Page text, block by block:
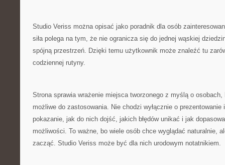
Studio Veriss można opisać jako poradnik dla osób
siła polega na tym, że nie ogranicza się do jednej wąskiej
spójną przestrzeń. Dzięki temu użytkownik może znaleźć tu
codziennej rutyny.
Strona sprawia wrażenie miejsca tworzonego z myślą o
możliwe do zastosowania. Nie chodzi wyłącznie o prezentowanie
pokazanie, jak do nich dojść, jakich błędów unikać i jak
możliwości. To ważne, bo wiele osób chce wyglądać naturalnie,
zacząć. Studio Veriss może być dla nich urodowym notatnikiem.